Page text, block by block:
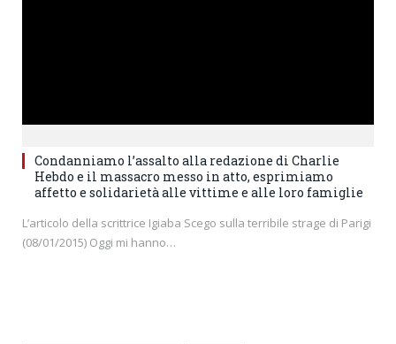
Condanniamo l’assalto alla redazione di Charlie
Hebdo e il massacro messo in atto, esprimiamo
affetto e solidarietà alle vittime e alle loro famiglie
L’articolo della scrittrice Igiaba Scego sulla terribile strage di Parigi
(08/01/2015) Oggi mi hanno…